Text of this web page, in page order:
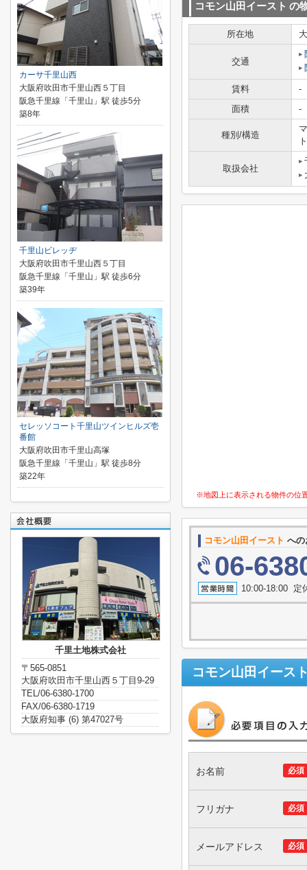
コモン山田イースト の
所在地
交通
賃料
-
面積
-
種別/構造
ト
取扱会社
※地図上に表示される物件の位
コモン山田イースト へ
06-
10:00-18:00 定
コモン山田イース
必須
お名前
必須
フリガナ
必須
メールアドレス
カーサ千里山西
大阪府吹田市千里山西５丁目
阪急千里線「千里山」駅 徒歩5分
築8年
千里山ビレッヂ
大阪府吹田市千里山西５丁目
阪急千里線「千里山」駅 徒歩6分
築39年
セレッソコート千里山ツインヒルズ壱
番館
大阪府吹田市千里山高塚
阪急千里線「千里山」駅 徒歩8分
築22年
千里土地株式会社
〒565-0851
大阪府吹田市千里山西５丁目9-29
TEL/06-6380-1700
FAX/06-6380-1719
大阪府知事 (6) 第47027号